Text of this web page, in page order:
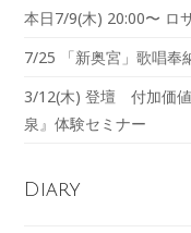
本日7/9(木) 20:00〜 ロ
7/25 「新奥宮」歌唱奉
3/12(木) 登壇 付加価
泉』体験セミナー
Diary